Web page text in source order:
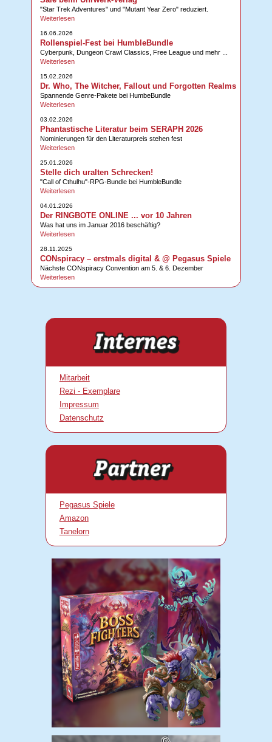
"Star Trek Adventures" und "Mutant Year Zero" reduziert.
Weiterlesen
16.06.2026
Rollenspiel-Fest bei HumbleBundle
Cyberpunk, Dungeon Crawl Classics, Free League und mehr ...
Weiterlesen
15.02.2026
Dr. Who, The Witcher, Fallout und Forgotten Realms
Spannende Genre-Pakete bei HumbeBundle
Weiterlesen
03.02.2026
Phantastische Literatur beim SERAPH 2026
Nominierungen für den Literaturpreis stehen fest
Weiterlesen
25.01.2026
Stelle dich uralten Schrecken!
"Call of Cthulhu"-RPG-Bundle bei HumbleBundle
Weiterlesen
04.01.2026
Der RINGBOTE ONLINE ... vor 10 Jahren
Was hat uns im Januar 2016 beschäftig?
Weiterlesen
28.11.2025
CONspiracy – erstmals digital & @ Pegasus Spiele
Nächste CONspiracy Convention am 5. & 6. Dezember
Weiterlesen
Mitarbeit
Rezi - Exemplare
Impressum
Datenschutz
Pegasus Spiele
Amazon
Tanelorn